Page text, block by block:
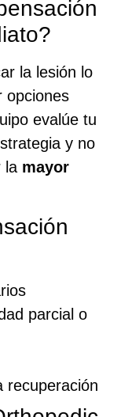
la lesión lo
opciones
evalúe tu
y no
la mayor
parcial o
recuperación